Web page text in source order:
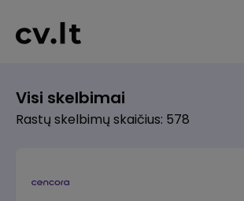
Visi skelbimai
Rastų skelbimų skaičius: 578